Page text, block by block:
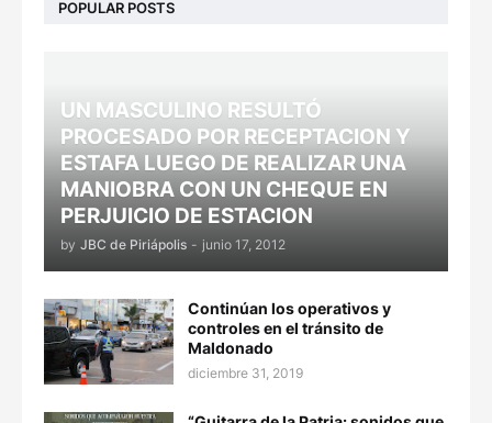
POPULAR POSTS
UN MASCULINO RESULTÓ
PROCESADO POR RECEPTACION Y
ESTAFA LUEGO DE REALIZAR UNA
MANIOBRA CON UN CHEQUE EN
PERJUICIO DE ESTACION
by JBC de Piriápolis - junio 17, 2012
Continúan los operativos y
controles en el tránsito de
Maldonado
diciembre 31, 2019